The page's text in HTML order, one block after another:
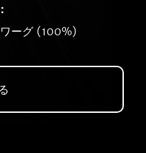
ーグ (100%)